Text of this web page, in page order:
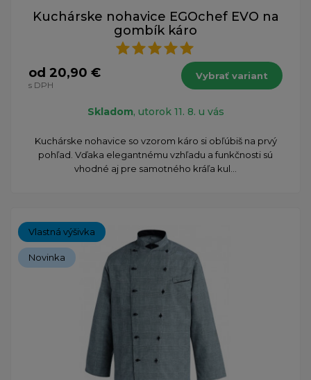
Kuchárske nohavice EGOchef EVO na
gombík káro
od 20,90 €
s DPH
Vybrať variant
Skladom, utorok 11. 8. u vás
​Kuchárske nohavice so vzorom káro si obľúbiš na prvý
pohľad. Vďaka elegantnému vzhľadu a funkčnosti sú
vhodné aj pre samotného kráľa kul...
Vlastná výšivka
Novinka